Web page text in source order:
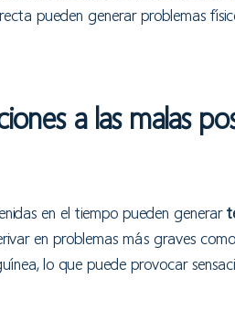
pueden generar problemas
a las malas
en el tiempo pueden generar
en problemas más graves como
lo que puede provocar